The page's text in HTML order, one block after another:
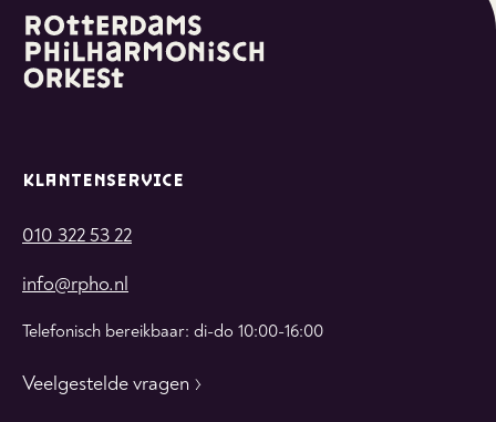
KLANTENSERVICE
010 322 53 22
info@rpho.nl
Telefonisch bereikbaar: di-do 10:00-16:00
Veelgestelde vragen